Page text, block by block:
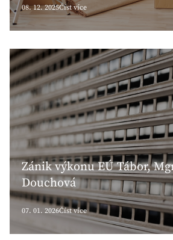
08. 12. 2025Číst více
Zánik výkonu EÚ Tábor,
Douchová
07. 01. 2026Číst více